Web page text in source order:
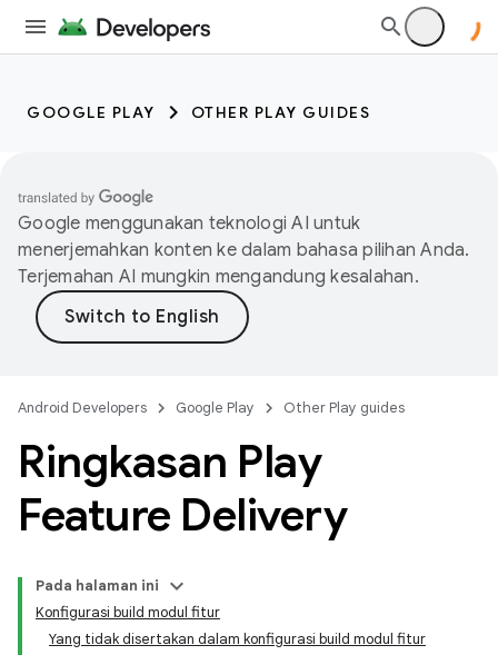
GOOGLE PLAY OTHER PLAY GUIDES
Google menggunakan teknologi AI untuk
menerjemahkan konten ke dalam bahasa pilihan Anda.
Terjemahan AI mungkin mengandung kesalahan.
Android Developers Google Play Other Play guides
Ringkasan Play
Feature Delivery
Pada halaman ini
Konfigurasi build modul fitur
Yang tidak disertakan dalam konfigurasi build modul fitur